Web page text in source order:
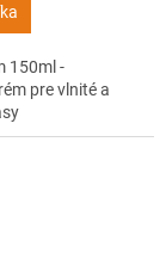
150ml -
pre vlnité a